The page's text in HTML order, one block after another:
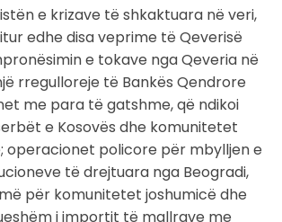
e krizave të shkaktuara në veri,
edhe disa veprime të Qeverisë
e tokave nga Qeveria në
rregulloreje të Bankës Qendrore
me para të gatshme, që ndikoi
e Kosovës dhe komunitetet
operacionet policore për mbylljen e
të drejtuara nga Beogradi,
për komunitetet joshumicë dhe
i importit të mallrave me